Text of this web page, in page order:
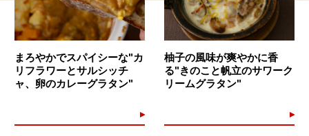
まろやかでスパイシーな"カ
リフラワーとサルシッチ
ャ、卵のカレーグラタン"
柚子の風味が爽やかに香
る"きのこと帆立のサワーク
リームグラタン"